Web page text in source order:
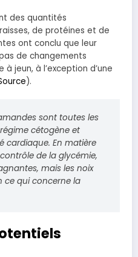
des quantités
de protéines et de
ont conclu que leur
de changements
jeun, à l’exception d’une
).
sont toutes les
cétogène et
cardiaque. En matière
de la glycémie,
mais les noix
ce qui concerne la